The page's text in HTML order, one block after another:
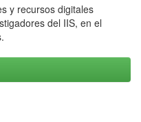
y recursos digitales
del IIS, en el